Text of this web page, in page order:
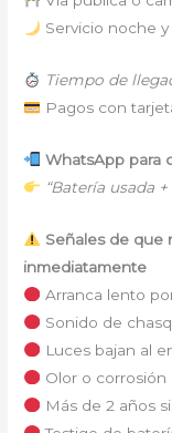
Servicio noche
Tiempo de
Pagos con
WhatsApp para
“Batería usada
Señales de que
inmediatamente
Arranca lento
Sonido de
Luces bajan al
Olor o corrosión
Más de 2 años